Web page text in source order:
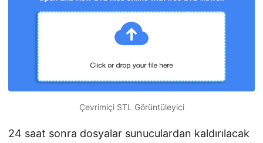
Çevrimiçi STL Görüntüleyici
24 saat sonra dosyalar sunuculardan kaldırılacak